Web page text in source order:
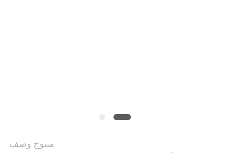
منتوج وصف